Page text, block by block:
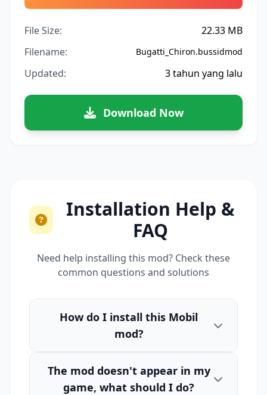
File Size:
22.33 MB
Filename:
Bugatti_Chiron.bussidmod
Updated: 3 tahun yang lalu
Download Now
Installation Help &
FAQ
Need help installing this mod? Check these
common questions and solutions
How do I install this Mobil
mod?
The mod doesn't appear in my
game, what should I do?